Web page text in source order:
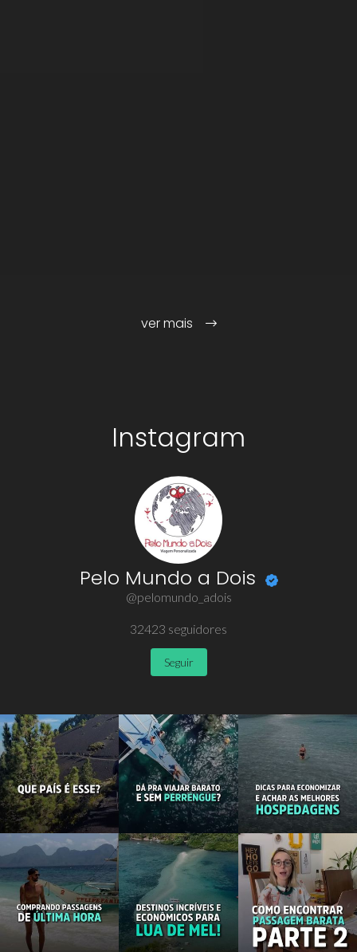
ver mais
Instagram
Pelo Mundo a Dois
@pelomundo_adois
32423 seguidores
Seguir